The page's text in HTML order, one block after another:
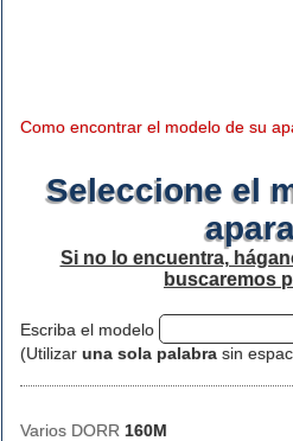
Como encontrar el modelo de su
Seleccione el
Si no lo encuentra,
buscaremos
Escriba el modelo
(Utilizar una sola palabra sin
Varios DORR 160M